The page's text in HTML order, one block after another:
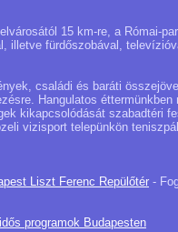
15 km-re, a Római-
illetve fürdőszobával,
családi és baráti
Hangulatos
kikapcsolódását szabadtéri
vizisport telepünkön
Liszt Ferenc Repülőtér -
programok Budapesten